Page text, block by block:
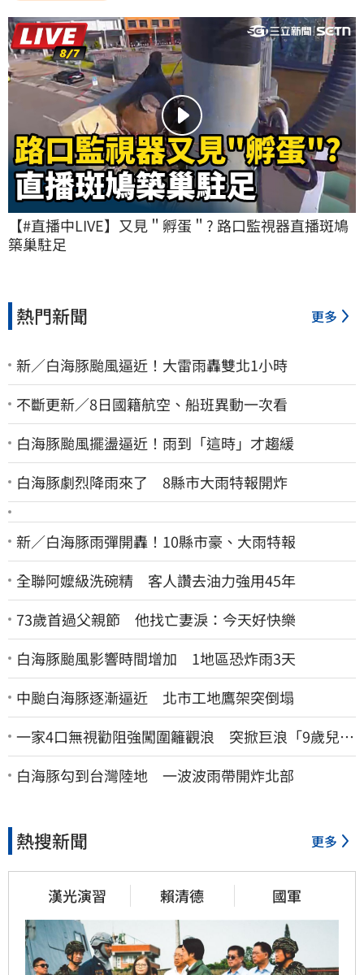
【#直播中LIVE】又見＂孵蛋＂? 路口監視器直播斑鳩
築巢駐足
熱門新聞 更多
新／白海豚颱風逼近！大雷雨轟雙北1小時
不斷更新／8日國籍航空、船班異動一次看
白海豚颱風擺盪逼近！雨到「這時」才趨緩
白海豚劇烈降雨來了 8縣市大雨特報開炸
新／白海豚雨彈開轟！10縣市豪、大雨特報
全聯阿嬤級洗碗精 客人讚去油力強用45年
73歲首過父親節 他找亡妻淚：今天好快樂
白海豚颱風影響時間增加 1地區恐炸雨3天
中颱白海豚逐漸逼近 北市工地鷹架突倒塌
一家4口無視勸阻強闖圍籬觀浪 突掀巨浪「9歲兒當
場遭捲入海」
白海豚勾到台灣陸地 一波波雨帶開炸北部
熱搜新聞 更多
漢光演習 賴清德 國軍